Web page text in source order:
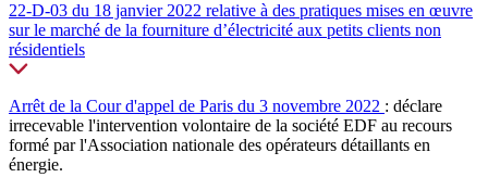
22-D-03 du 18 janvier 2022 relative à des pratiques mises en œuvre
sur le marché de la fourniture d’électricité aux petits clients non
résidentiels
Arrêt de la Cour d'appel de Paris du 3 novembre 2022 : déclare
irrecevable l'intervention volontaire de la société EDF au recours
formé par l'Association nationale des opérateurs détaillants en
énergie.